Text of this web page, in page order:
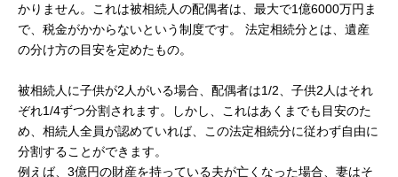
かりません。これは被相続人の配偶者は、最大で1億6000万円ま
で、税金がかからないという制度です。 法定相続分とは、遺産
の分け方の目安を定めたもの。
被相続人に子供が2人がいる場合、配偶者は1/2、子供2人はそれ
ぞれ1/4ずつ分割されます。しかし、これはあくまでも目安のた
め、相続人全員が認めていれば、この法定相続分に従わず自由に
分割することができます。
例えば、3億円の財産を持っている夫が亡くなった場合、妻はそ